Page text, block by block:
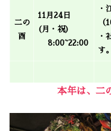
二の
酉
11月24日
(月・祝)
8:00~22:00
・
（
・
す
本年は、二